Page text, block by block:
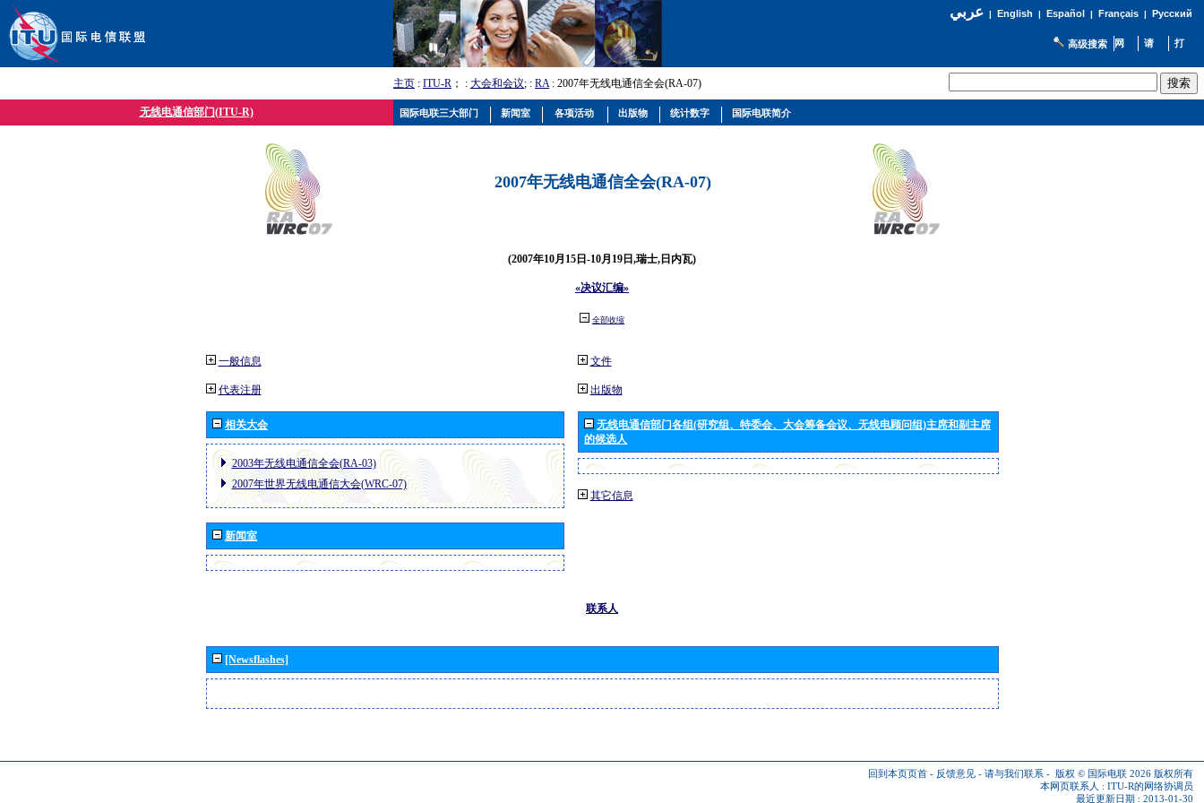
عربي| English | Español | Français| Русский
高级搜索
主页 : ITU-R ； : 大会和会议; : RA: 2007年无线电通信全会(RA-07)
无线电通信部门(ITU-R)
2007年无线电通信全会(RA-07)
(2007年10月15日-10月19日,瑞士,日内瓦)
«决议汇编»
全部收缩
一般信息
代表注册
相关大会
2003年无线电通信全会(RA-03)
2007年世界无线电通信大会(WRC-07)
新闻室
文件
出版物
无线电通信部门各组(研究组、特委会、大会筹备会议、无线电顾问组)主席和副主席
的候选人
其它信息
联系人
[Newsflashes]
回到本页页首 - 反馈意见 - 请与我们联系 - 版权 © 国际电联 2026 版权所有
本网页联系人 : ITU-R的网络协调员
最近更新日期 : 2013-01-30
国际电联三大部门 新闻室 各项活动 出版物 统计数字 国际电联简介